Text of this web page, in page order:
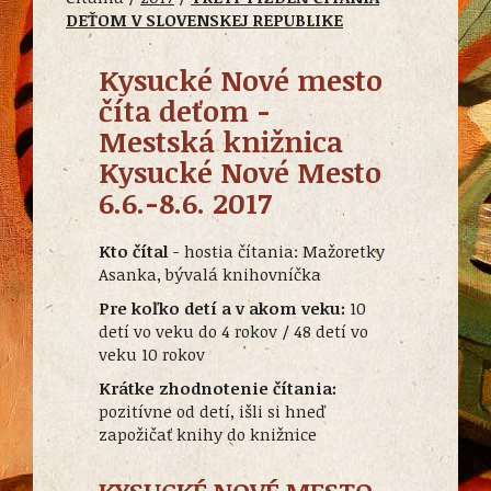
DEŤOM V SLOVENSKEJ REPUBLIKE
Kysucké Nové mesto
číta deťom -
Mestská knižnica
Kysucké Nové Mesto
6.6.-8.6. 2017
Kto čítal- hostia čítania: Mažoretky
Asanka, bývalá knihovníčka
Pre koľko detí a v akom veku: 10
detí vo veku do 4 rokov / 48 detí vo
veku 10 rokov
Krátke zhodnotenie čítania:
pozitívne od detí, išli si hneď
zapožičať knihy do knižnice